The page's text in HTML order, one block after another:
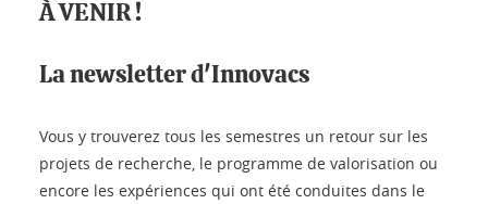
À VENIR !
La newsletter d'Innovacs
Vous y trouverez tous les semestres un retour sur les
projets de recherche, le programme de valorisation ou
encore les expériences qui ont été conduites dans le